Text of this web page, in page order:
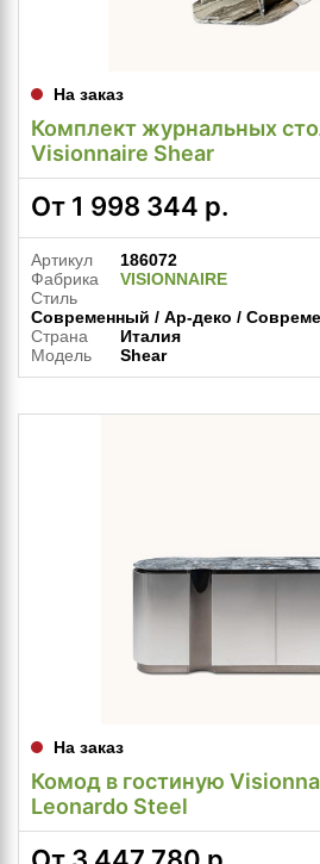
На заказ
Комплект журнальных
Visionnaire Shear
От 1 998 344 р.
Артикул
186072
Фабрика
VISIONNAIRE
Стиль
Современный / Ар-деко /
Страна
Италия
Модель
Shear
На заказ
Комод в гостиную
Leonardo Steel